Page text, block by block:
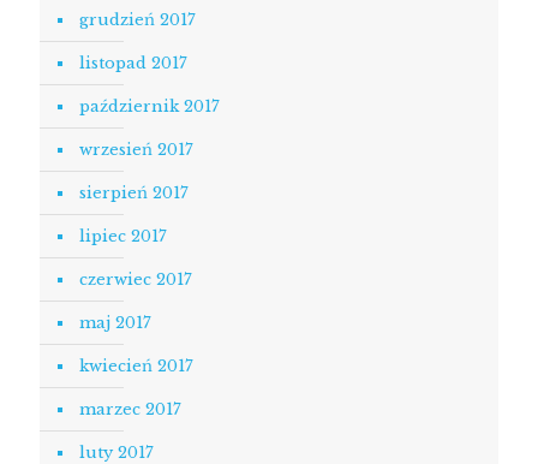
grudzień 2017
listopad 2017
październik 2017
wrzesień 2017
sierpień 2017
lipiec 2017
czerwiec 2017
maj 2017
kwiecień 2017
marzec 2017
luty 2017